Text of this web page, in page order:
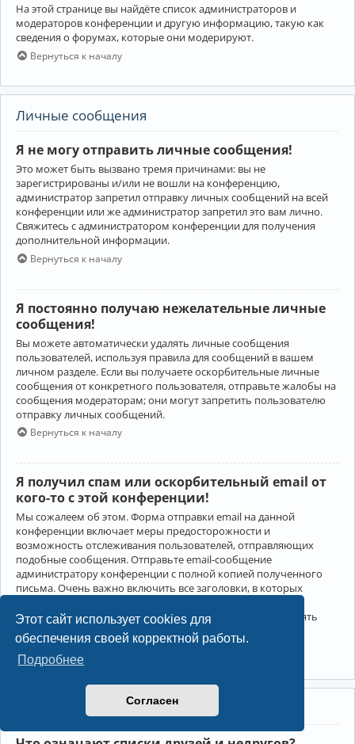
Этот сайт использует cookies для
обеспечения своей корректной работы.
Подробнее
Согласен
На этой странице вы найдёте список администраторов и
модераторов конференции и другую информацию, такую как
сведения о форумах, которые они модерируют.
Вернуться к началу
Личные сообщения
Я не могу отправить личные сообщения!
Это может быть вызвано тремя причинами: вы не
зарегистрированы и/или не вошли на конференцию,
администратор запретил отправку личных сообщений на всей
конференции или же администратор запретил это вам лично.
Свяжитесь с администратором конференции для получения
дополнительной информации.
Вернуться к началу
Я постоянно получаю нежелательные личные
сообщения!
Вы можете автоматически удалять личные сообщения
пользователей, используя правила для сообщений в вашем
личном разделе. Если вы получаете оскорбительные личные
сообщения от конкретного пользователя, отправьте жалобы на
сообщения модераторам; они могут запретить пользователю
отправку личных сообщений.
Вернуться к началу
Я получил спам или оскорбительный email от
кого-то с этой конференции!
Мы сожалеем об этом. Форма отправки email на данной
конференции включает меры предосторожности и
возможность отслеживания пользователей, отправляющих
подобные сообщения. Отправьте email-сообщение
администратору конференции с полной копией полученного
письма. Очень важно включить все заголовки, в которых
Администратор конференции сможет в этом случае принять
меры.
Друзья и недруги